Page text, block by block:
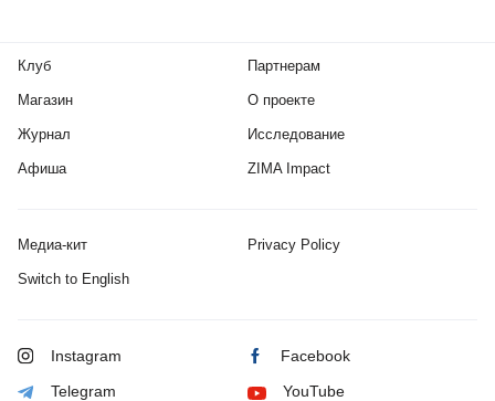
Клуб
Магазин
Журнал
Афиша
Партнерам
О проекте
Исследование
ZIMA Impact
Медиа-кит Privacy Policy
Switch to English
Instagram Facebook
Telegram YouTube